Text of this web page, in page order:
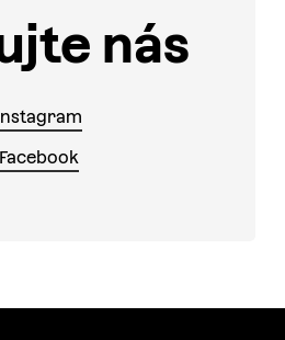
nás
Facebook